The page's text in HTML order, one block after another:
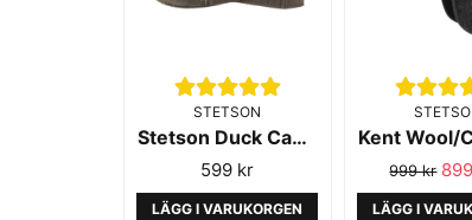
STETSON
Stetson Duck Cap CO PES Brown
599 kr
LÄGG I VARUKORGEN
999 kr
LÄGG I